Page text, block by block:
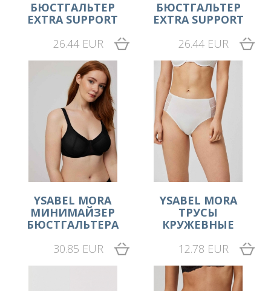
БЮСТГАЛЬТЕР
EXTRA SUPPORT
26.44 EUR
БЮСТГАЛЬТЕР
EXTRA SUPPORT
26.44 EUR
YSABEL MORA
МИНИМАЙЗЕР
БЮСТГАЛЬТЕРА
30.85 EUR
YSABEL MORA
ТРУСЫ
КРУЖЕВНЫЕ
12.78 EUR